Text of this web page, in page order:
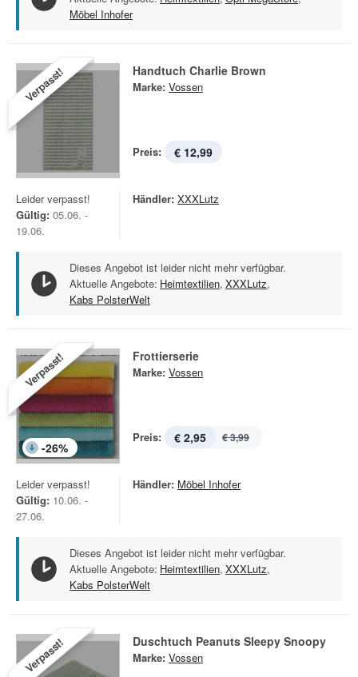
Möbel Inhofer
Verpasst! Handtuch Charlie Brown
Marke: Vossen
Preis: € 12,99
Leider verpasst!
Gültig: 05.06. -
19.06.
Händler: XXXLutz
Dieses Angebot ist leider nicht mehr verfügbar.
Aktuelle Angebote: Heimtextilien, XXXLutz,
Kabs PolsterWelt
Verpasst!
-26%
Frottierserie
Marke: Vossen
Preis: € 2,95 € 3,99
Leider verpasst!
Gültig: 10.06. -
27.06.
Händler: Möbel Inhofer
Dieses Angebot ist leider nicht mehr verfügbar.
Aktuelle Angebote: Heimtextilien, XXXLutz,
Kabs PolsterWelt
Verpasst! Duschtuch Peanuts Sleepy Snoopy
Marke: Vossen